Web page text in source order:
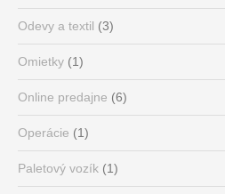
Odevy a textil (3)
Omietky (1)
Online predajne (6)
Operácie (1)
Paletový vozík (1)